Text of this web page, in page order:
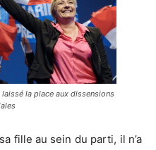
la place aux dissensions
fille au sein du parti, il n’a